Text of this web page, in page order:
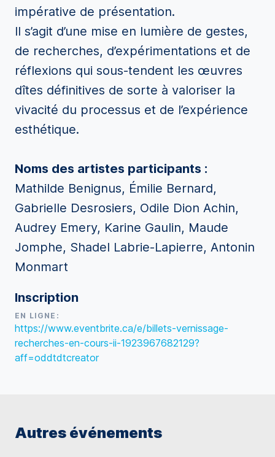
impérative de présentation.
Il s’agit d’une mise en lumière de gestes,
de recherches, d’expérimentations et de
réflexions qui sous-tendent les œuvres
dîtes définitives de sorte à valoriser la
vivacité du processus et de l’expérience
esthétique.
Noms des artistes participants :
Mathilde Benignus, Émilie Bernard,
Gabrielle Desrosiers, Odile Dion Achin,
Audrey Emery, Karine Gaulin, Maude
Jomphe, Shadel Labrie-Lapierre, Antonin
Monmart
Inscription
EN LIGNE:
https://www.eventbrite.ca/e/billets-vernissage-
recherches-en-cours-ii-1923967682129?
aff=oddtdtcreator
Autres événements